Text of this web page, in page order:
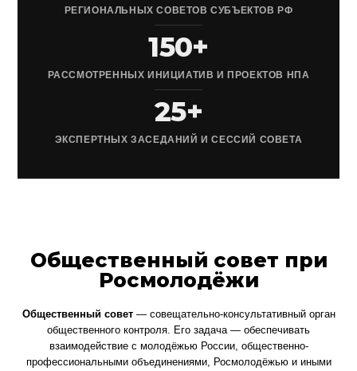
РЕГИОНАЛЬНЫХ СОВЕТОВ СУБЪЕКТОВ РФ
150+
РАССМОТРЕННЫХ ИНИЦИАТИВ И ПРОЕКТОВ НПА
25+
ЭКСПЕРТНЫХ ЗАСЕДАНИЙ И СЕССИЙ СОВЕТА
Общественный совет при
Росмолодёжи
Общественный совет— совещательно-консультативный орган
общественного контроля. Его задача — обеспечивать
взаимодействие с молодёжью России, общественно-
профессиональными объединениями, Росмолодёжью и иными